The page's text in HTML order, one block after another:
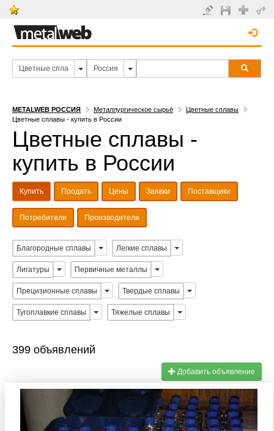
METALWEB РОССИЯ Металлургическое сырьё
Цветные сплавы
Цветные сплавы - купить в России
Цветные сплавы -
купить в России
Купить Продать Цены Заявки Поставщики
Потребители Производители
Благородные сплавы Легкие сплавы
Лигатуры Первичные металлы
Прецизионные сплавы Твердые сплавы
Тугоплавкие сплавы Тяжелые сплавы
399 объявлений
Добавить объявление